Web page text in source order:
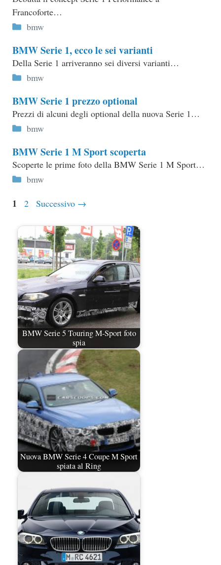
Francoforte…
Categorie
bmw
BMW Serie 1, ecco le sei varianti
Della Serie 1 arriveranno sei diversi varianti…
Categorie
bmw
BMW Serie 1 prezzo optional
Prezzi di alcuni degli optional della nuova Serie 1…
Categorie
bmw
BMW Serie 1 M Sport scoperta
Scoperte le prime foto della BMW Serie 1 M Sport…
Categorie
bmw
Pagina
1 Pagina
2 Successivo →
BMW Serie 5 Touring M-Sport foto
spia
Nuova BMW Serie 4 Coupe M Sport
spiata al Ring